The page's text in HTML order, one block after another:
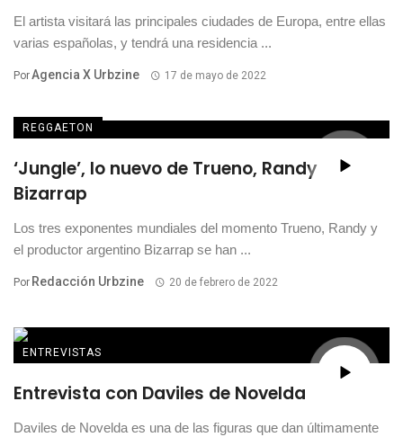
El artista visitará las principales ciudades de Europa, entre ellas
varias españolas, y tendrá una residencia ...
PorAgencia X Urbzine 17 de mayo de 2022
REGGAETON
‘Jungle’, lo nuevo de Trueno, Randy y
Bizarrap
Los tres exponentes mundiales del momento Trueno, Randy y
el productor argentino Bizarrap se han ...
Por Redacción Urbzine 20 de febrero de 2022
ENTREVISTAS
Entrevista con Daviles de Novelda
Daviles de Novelda es una de las figuras que dan últimamente